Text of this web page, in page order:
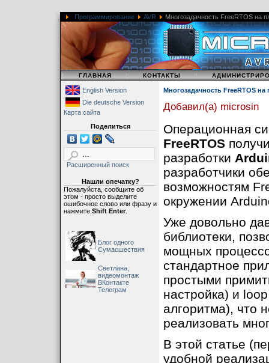
Программирование AVR Многозадачность FreeRTOS на
| ГЛАВНАЯ | КОНТАКТЫ |
English Version
Die deutsche Version
Карта сайта
Поделиться
Расширенный поиск
Нашли опечатку?
Пожалуйста, сообщите об
этом - просто выделите
ошибочное слово или фразу и
нажмите Shift Enter.
Блог одного
Сумасшествия
Светлана,
видеомонтаж
ВКонтакте
Телеграм
Многозадачность FreeRTOS
Добавил(а) microsin
Операционная
FreeRTOS
разработки
разработчики
возможностям
окружении
Уже довольно
библиотеки,
мощных
стандартное
простыми
настройка) и
алгоритма), что
реализовать
В этой статье
удобной